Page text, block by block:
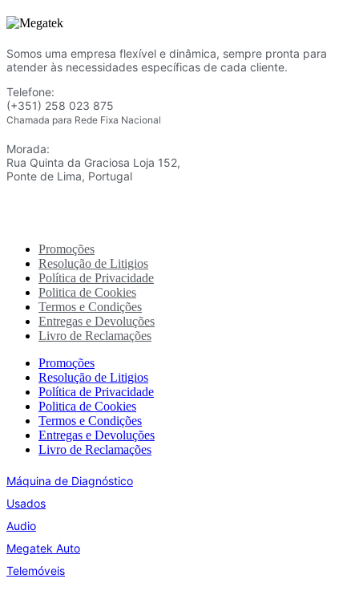
Somos uma empresa flexível e dinâmica, sempre pronta para
atender às necessidades específicas de cada cliente.
Telefone:
(+351) 258 023 875
Chamada para Rede Fixa Nacional
Morada:
Rua Quinta da Graciosa Loja 152,
Ponte de Lima, Portugal
Promoções
Resolução de Litigios
Política de Privacidade
Politica de Cookies
Termos e Condições
Entregas e Devoluções
Livro de Reclamações
Promoções
Resolução de Litigios
Política de Privacidade
Politica de Cookies
Termos e Condições
Entregas e Devoluções
Livro de Reclamações
Máquina de Diagnóstico
Usados
Audio
Megatek Auto
Telemóveis